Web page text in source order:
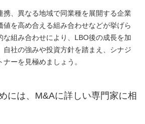
携、異なる地域で同業種を展開する企業
値を高め合える組み合わせなどが挙げら
な組み合わせにより、LBO後の成長を加
自社の強みや投資方針を踏まえ、シナジ
ーを見極めましょう。
には、M&Aに詳しい専門家に相